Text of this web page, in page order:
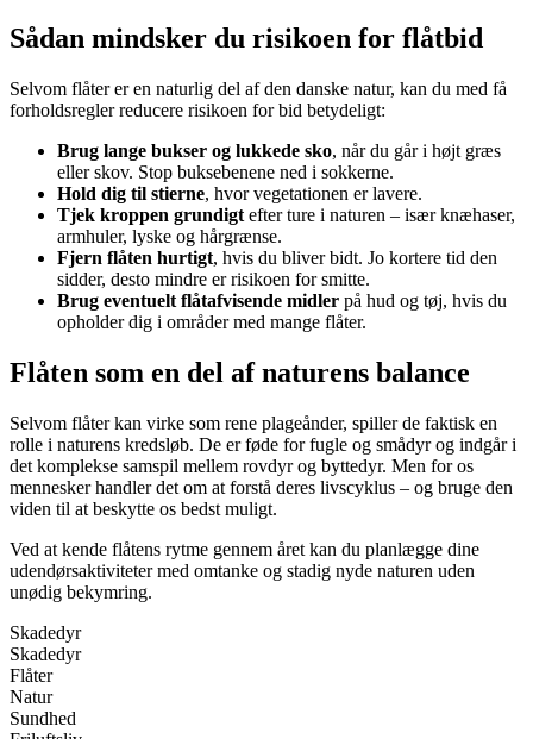
Sådan mindsker du risikoen for flåtbid
Selvom flåter er en naturlig del af den danske natur, kan du med få
forholdsregler reducere risikoen for bid betydeligt:
Brug lange bukser og lukkede sko, når du går i højt græs
eller skov. Stop buksebenene ned i sokkerne.
Hold dig til stierne, hvor vegetationen er lavere.
Tjek kroppen grundigt efter ture i naturen – især knæhaser,
armhuler, lyske og hårgrænse.
Fjern flåten hurtigt, hvis du bliver bidt. Jo kortere tid den
sidder, desto mindre er risikoen for smitte.
Brug eventuelt flåtafvisende midler på hud og tøj, hvis du
opholder dig i områder med mange flåter.
Flåten som en del af naturens balance
Selvom flåter kan virke som rene plageånder, spiller de faktisk en
rolle i naturens kredsløb. De er føde for fugle og smådyr og indgår i
det komplekse samspil mellem rovdyr og byttedyr. Men for os
mennesker handler det om at forstå deres livscyklus – og bruge den
viden til at beskytte os bedst muligt.
Ved at kende flåtens rytme gennem året kan du planlægge dine
udendørsaktiviteter med omtanke og stadig nyde naturen uden
unødig bekymring.
Skadedyr
Skadedyr
Flåter
Natur
Sundhed